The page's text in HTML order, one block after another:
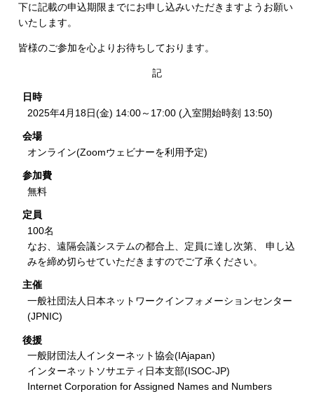
下に記載の申込期限までにお申し込みいただきますようお願い
いたします。
皆様のご参加を心よりお待ちしております。
記
日時
2025年4月18日(金) 14:00～17:00 (入室開始時刻 13:50)
会場
オンライン(Zoomウェビナーを利用予定)
参加費
無料
定員
100名
なお、遠隔会議システムの都合上、定員に達し次第、 申し込
みを締め切らせていただきますのでご了承ください。
主催
一般社団法人日本ネットワークインフォメーションセンター
(JPNIC)
後援
一般財団法人インターネット協会(IAjapan)
インターネットソサエティ日本支部(ISOC-JP)
Internet Corporation for Assigned Names and Numbers